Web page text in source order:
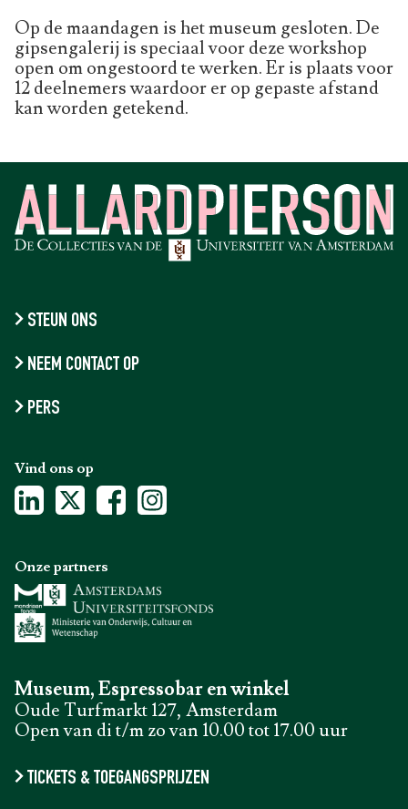
Op de maandagen is het museum gesloten. De
gipsengalerij is speciaal voor deze workshop
open om ongestoord te werken. Er is plaats voor
12 deelnemers waardoor er op gepaste afstand
kan worden getekend.
STEUN ONS
NEEM CONTACT OP
PERS
Vind ons op
Museum, Espressobar en winkel
Oude Turfmarkt 127, Amsterdam
Open van di t/m zo van 10.00 tot 17.00 uur
TICKETS & TOEGANGSPRIJZEN
Onze partners